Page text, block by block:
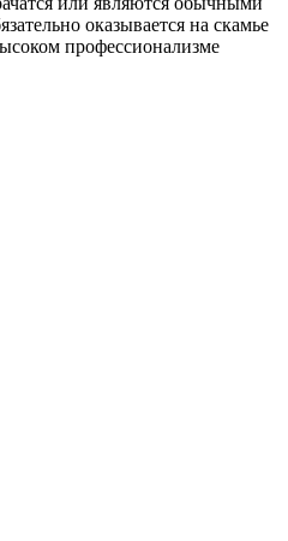
оказывается на скамье
профессионализме